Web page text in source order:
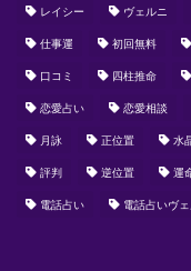
レイシー ヴェルニ
仕事運 初回無料
口コミ 四柱推命
恋愛占い 恋愛相談
月詠 正位置 水
評判 逆位置 運
電話占い 電話占いヴ